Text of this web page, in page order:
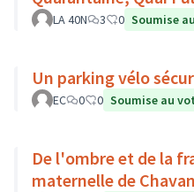
étroits, Montée de
LA 40N 3 0 Soumise
Un parking vélo
EC 0 0 Soumise au
De l'ombre et de la
maternelle de